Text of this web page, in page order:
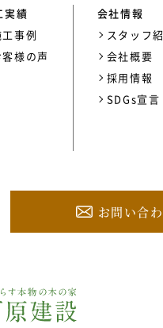
実績
事例
客様の声
会社情報
スタッフ
会社概要
採用情報
SDGs宣言
お問い合